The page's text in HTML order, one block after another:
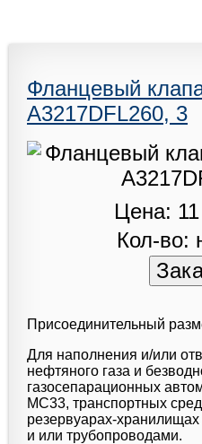
Фланцевый
A3217DFL260, 3
Цена:
Кол-во:
Присоединительный
Для наполнения и/или
нефтяного газа и
газосепарационных
МС33, транспортных
резервуарах-
и или трубопроводами.